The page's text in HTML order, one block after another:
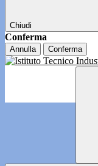
Chiudi
Conferma
Annulla Conferma